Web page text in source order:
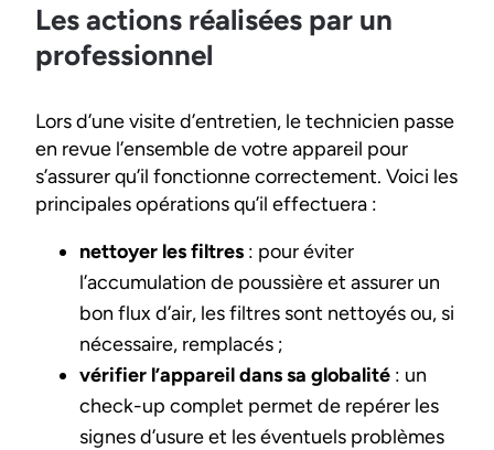
Les actions réalisées par un
professionnel
Lors d’une visite d’entretien, le technicien passe
en revue l’ensemble de votre appareil pour
s’assurer qu’il fonctionne correctement. Voici les
principales opérations qu’il effectuera :
nettoyer les filtres : pour éviter
l’accumulation de poussière et assurer un
bon flux d’air, les filtres sont nettoyés ou, si
nécessaire, remplacés ;
vérifier l’appareil dans sa globalité : un
check-up complet permet de repérer les
signes d’usure et les éventuels problèmes